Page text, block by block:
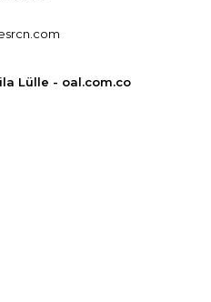
Lülle - oal.com.co